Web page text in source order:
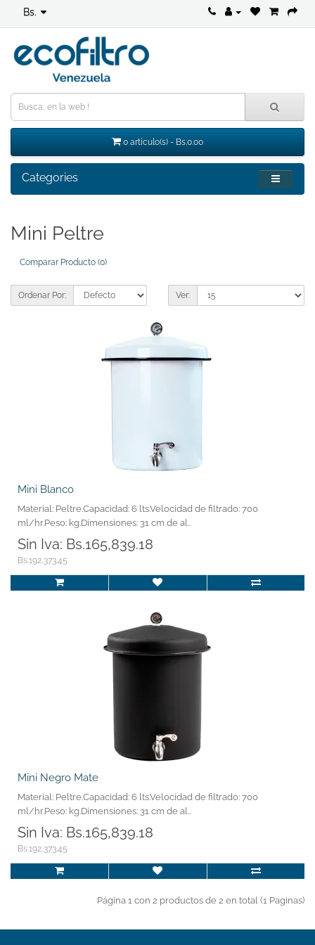
Bs.
0 artículo(s) - Bs.0.00
Categories
Mini Peltre
Comparar Producto (0)
Ordenar Por: Ver:
Mini Blanco
Material: Peltre.Capacidad: 6 lts.Velocidad de filtrado: 700
ml/hr.Peso: kg.Dimensiones: 31 cm de al..
Sin Iva: Bs.165,839.18
Bs.192,373.45
Mini Negro Mate
Material: Peltre.Capacidad: 6 lts.Velocidad de filtrado: 700
ml/hr.Peso: kg.Dimensiones: 31 cm de al..
Sin Iva: Bs.165,839.18
Bs.192,373.45
Página 1 con 2 productos de 2 en total (1 Paginas)